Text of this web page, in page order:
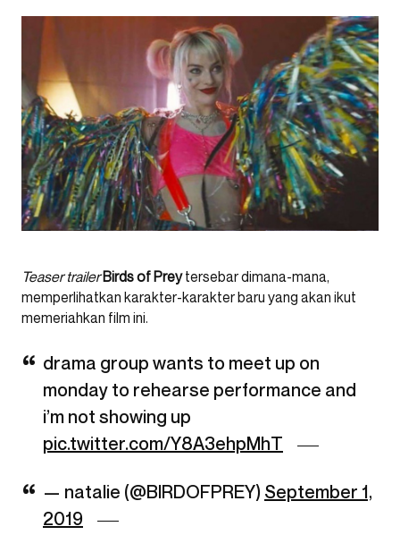
Teaser trailerBirds of Preytersebar dimana-mana,
memperlihatkan karakter-karakter baru yang akan ikut
memeriahkan film ini.
drama group wants to meet up on
monday to rehearse performance and
i’m not showing up
pic.twitter.com/Y8A3ehpMhT
— natalie (@BlRDOFPREY) September 1,
2019